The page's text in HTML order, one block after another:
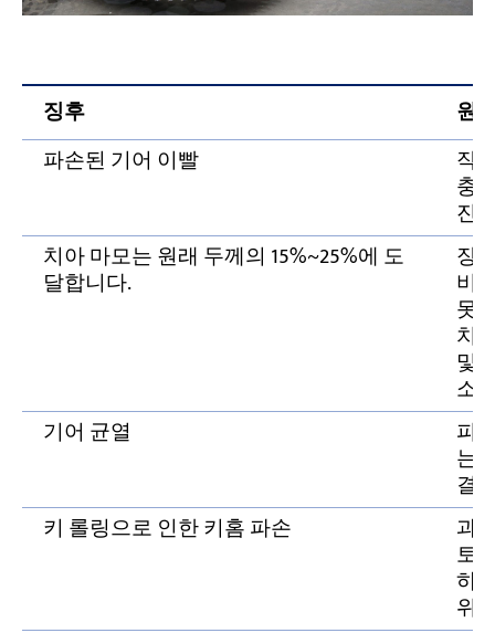
징후
원
파손된 기어 이빨
작
충
진
치아 마모는 원래 두께의 15%~25%에 도
달합니다.
장
비
못
치;
및
소
기어 균열
피
는
결
키 롤링으로 인한 키홈 파손
과
토
하
위